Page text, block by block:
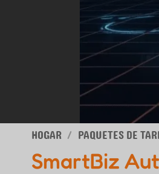
HOGAR / PAQUETES DE
SmartBiz